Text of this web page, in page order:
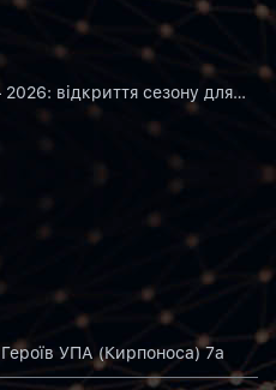
відкриття сезону для…
УПА (Кирпоноса) 7а